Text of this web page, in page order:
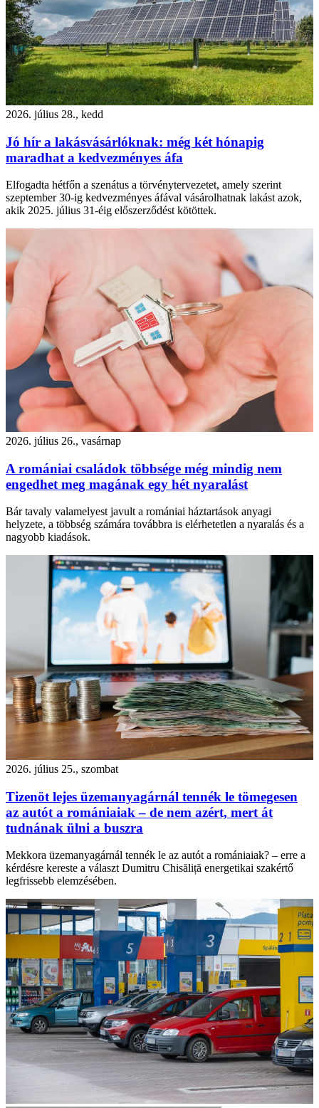
2026. július 28., kedd
Jó hír a lakásvásárlóknak: még két hónapig
maradhat a kedvezményes áfa
Elfogadta hétfőn a szenátus a törvénytervezetet, amely szerint
szeptember 30-ig kedvezményes áfával vásárolhatnak lakást azok,
akik 2025. július 31-éig előszerződést kötöttek.
2026. július 26., vasárnap
A romániai családok többsége még mindig nem
engedhet meg magának egy hét nyaralást
Bár tavaly valamelyest javult a romániai háztartások anyagi
helyzete, a többség számára továbbra is elérhetetlen a nyaralás és a
nagyobb kiadások.
2026. július 25., szombat
Tizenöt lejes üzemanyagárnál tennék le tömegesen
az autót a romániaiak – de nem azért, mert át
tudnának ülni a buszra
Mekkora üzemanyagárnál tennék le az autót a romániaiak? – erre a
kérdésre kereste a választ Dumitru Chisăliță energetikai szakértő
legfrissebb elemzésében.